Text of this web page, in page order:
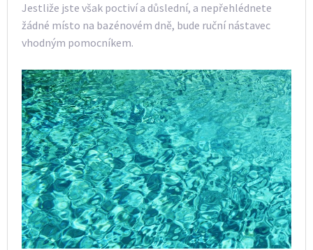
Jestliže jste však poctiví a důslední, a nepřehlédnete
žádné místo na bazénovém dně, bude ruční nástavec
vhodným pomocníkem.